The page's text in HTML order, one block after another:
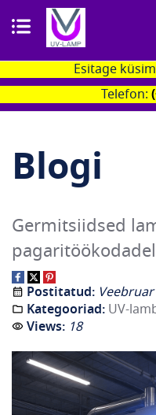
Esitage
Telefon:
Blogi
Germitsiidsed
Postitatud:
Kategooriad: UV-
Views: 18